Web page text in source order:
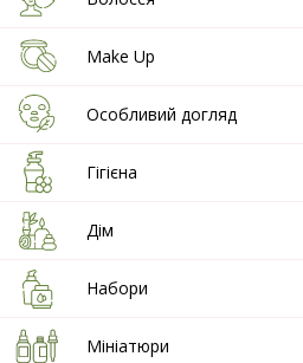
Make Up
Особливий догляд
Гігієна
Дім
Набори
Мініатюри